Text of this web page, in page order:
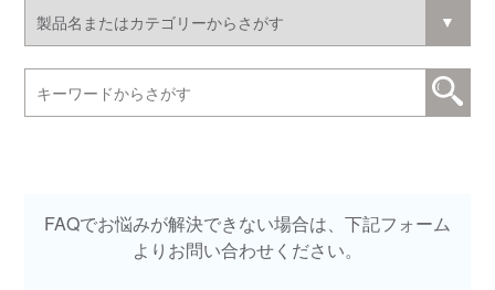
FAQでお悩みが解決できない場合は、下記フォーム
よりお問い合わせください。